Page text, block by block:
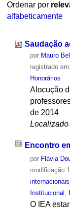
Ordenar por
alfabeticamente
Saudação
por Mauro
registrado em:
Honorários
Alocução
de 2014
Localizado
Encontro
por Flávia
modificação
internacionais
Institucional
O IEA